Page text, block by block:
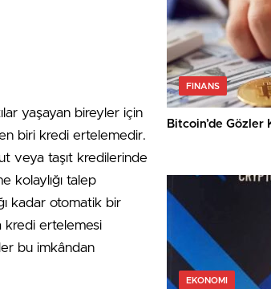
yaşayan bireyler için
biri kredi ertelemedir.
veya taşıt kredilerinde
kolaylığı talep
kadar otomatik bir
kredi ertelemesi
bu imkândan
FINANS
Bitcoin’de
EKONOMI